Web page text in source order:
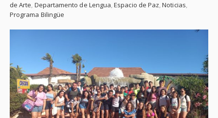
de Arte, Departamento de Lengua,Espacio de Paz,Noticias,
Programa Bilingüe